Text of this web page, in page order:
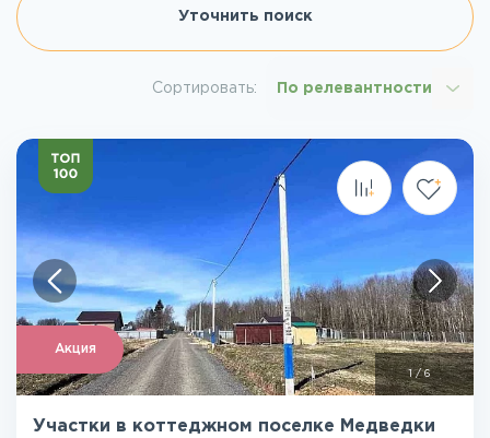
Уточнить поиск
Сортировать: По релевантности
Акция
1/6
Участки в коттеджном поселке Медведки